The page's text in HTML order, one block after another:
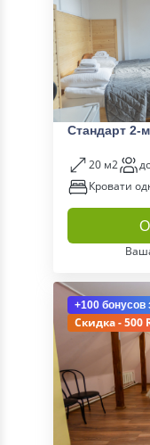
Стандарт 2-
20 м2
Кровати
+100 бонусов
Скидка - 500